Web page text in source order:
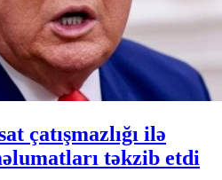
çatışmazlığı ilə
təkzib etdi